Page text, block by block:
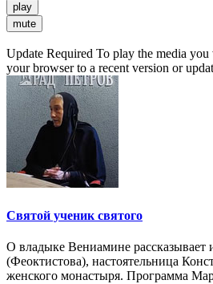
play
mute
Update Required To play the media
your browser to a recent version or
Святой ученик святого
О владыке Вениамине рассказывает
(Феоктистова), настоятельница
женского монастыря. Программа